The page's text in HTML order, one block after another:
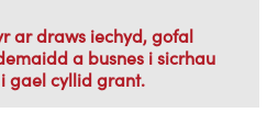
ar draws iechyd, gofal
a busnes i sicrhau
gael cyllid grant.